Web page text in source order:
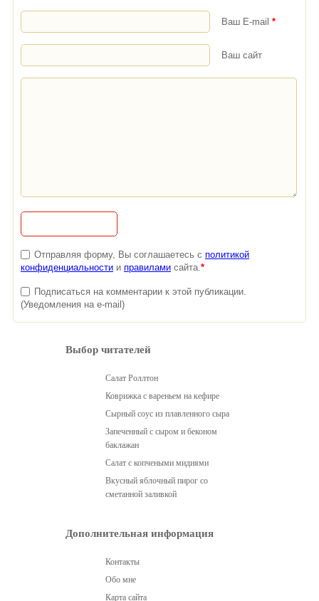
Ваш E-mail *
Ваш сайт
Отправляя форму, Вы соглашаетесь с политикой
конфиденциальности и правилами сайта. *
Подписаться на комментарии к этой публикации.
(Уведомления на e-mail)
Выбор читателей
Салат Роллтон
Коврижка с вареньем на кефире
Сырный соус из плавленного сыра
Запеченный с сыром и беконом
баклажан
Салат с копчеными мидиями
Вкусный яблочный пирог со
сметанной заливкой
Дополнительная информация
Контакты
Обо мне
Карта сайта